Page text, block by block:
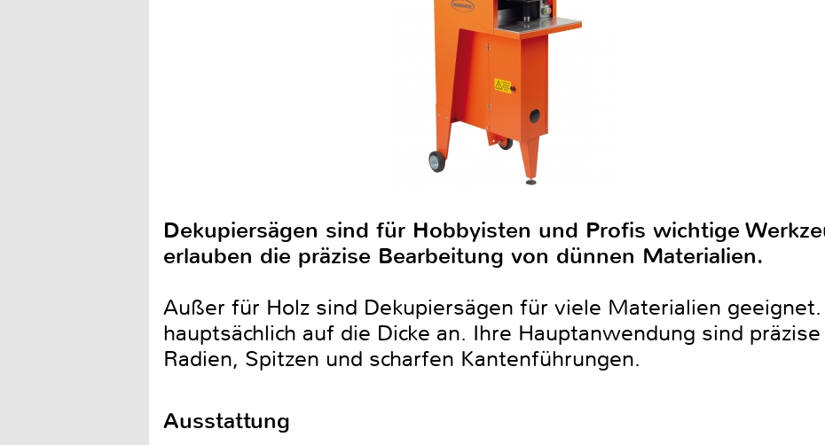
Dekupiersägen sind für Hobbyisten und Profis wichtige
erlauben die präzise Bearbeitung von dünnen Materialien.
Außer für Holz sind Dekupiersägen für viele Materialien
hauptsächlich auf die Dicke an. Ihre Hauptanwendung sind
Radien, Spitzen und scharfen Kantenführungen.
Ausstattung